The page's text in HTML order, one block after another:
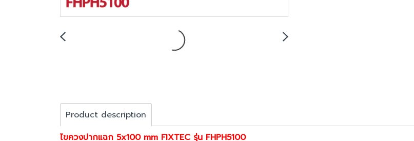
Product description
ไขควงปากแฉก 5x100 mm FIXTEC รุ่น FHPH5100